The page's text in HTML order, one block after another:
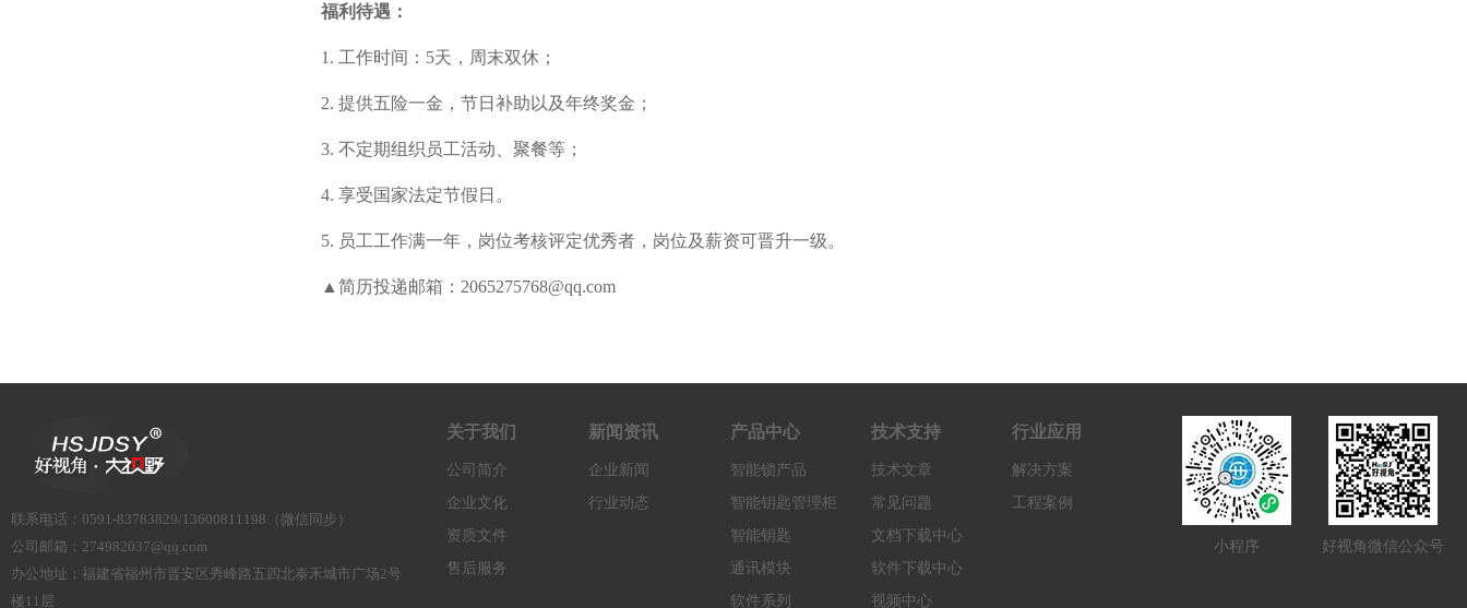
福利待遇：
1. 工作时间：5天，周末双休；
2. 提供五险一金，节日补助以及年终奖金；
3. 不定期组织员工活动、聚餐等；
4. 享受国家法定节假日。
5. 员工工作满一年，岗位考核评定优秀者，岗位及薪资可晋升一级。
▲简历投递邮箱：2065275768@qq.com
联系电话 ： 0591-83783829/13600811198（微信同步）
公司邮箱： 274982037@qq.com
办公地址： 福建省福州市晋安区秀峰路五四北泰禾城市广场2号
楼11层
关于我们
公司简介
企业文化
资质文件
售后服务
新闻资讯
企业新闻
行业动态
产品中心
智能锁产品
智能钥匙管理柜
智能钥匙
通讯模块
软件系列
技术支持
技术文章
常见问题
文档下载中心
软件下载中心
视频中心
行业应用
解决方案
工程案例
小程序 好视角微信公众号